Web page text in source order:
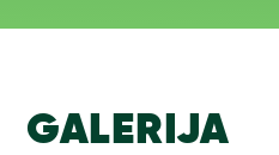
GALERIJA